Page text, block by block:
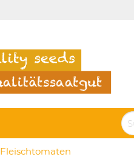
Fleischtomaten